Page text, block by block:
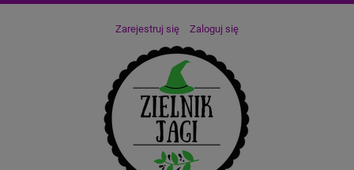
Zarejestruj się Zaloguj się